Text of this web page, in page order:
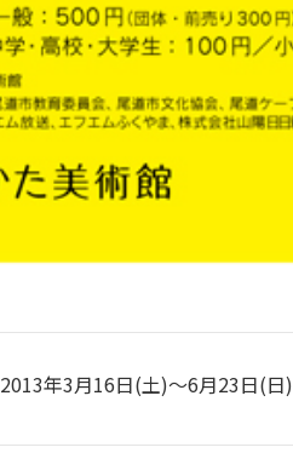
2013年3月16日(土)～6月23日(日)